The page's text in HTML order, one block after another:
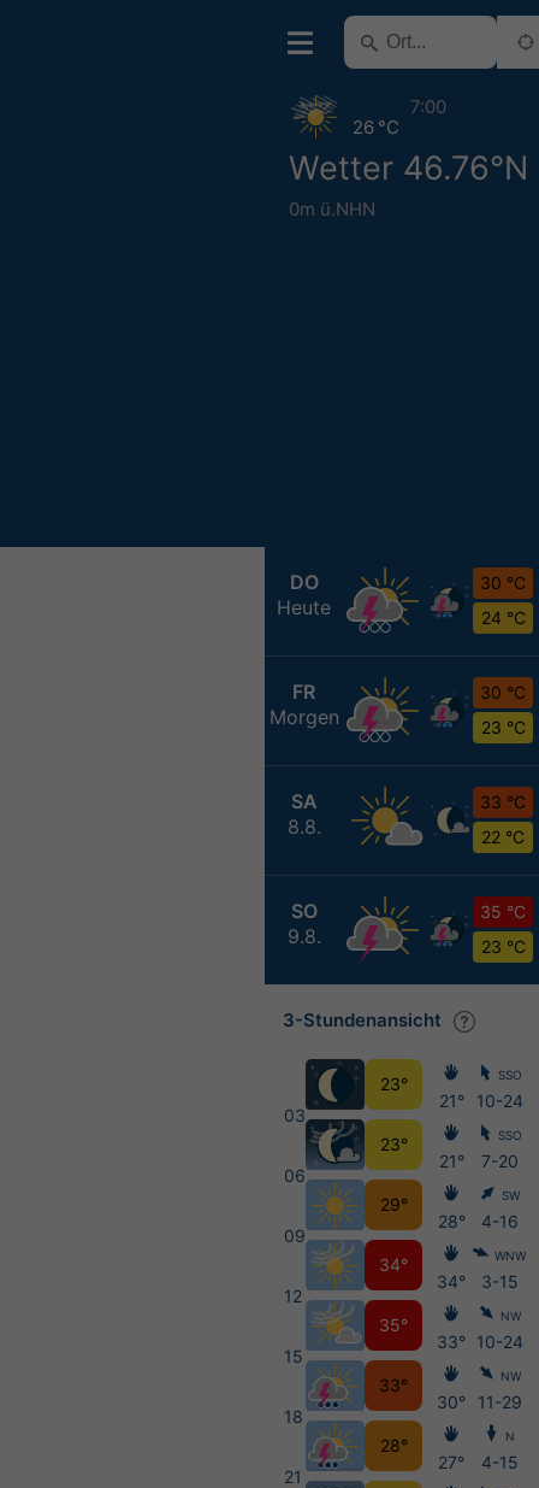
Wetter 46.76°N
0m ü.NHN
26 °C
7:00
DO
Heute
30 °C
24 °C
FR
Morgen
30 °C
23 °C
SA
8.8.
33 °C
22 °C
SO
9.8.
35 °C
23 °C
3-Stundenansicht
03
06
09
12
15
18
21
23°
23°
29°
34°
35°
33°
28°
21°
21°
28°
34°
33°
30°
27°
SSO
10-24
SSO
7-20
SW
4-16
WNW
3-15
NW
10-24
NW
11-29
N
4-15